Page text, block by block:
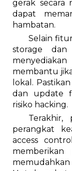
gerak secara
dapat
hambatan.
Selain
storage dan
membantu
lokal.
dan update
risiko hacking.
Terakhir,
perangkat
access